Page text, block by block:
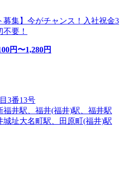
募集】今がチャンス！入社祝金3
要！
円〜1,280円
3番13号
井駅、福井(福井)駅、福井駅
址大名町駅、田原町(福井)駅